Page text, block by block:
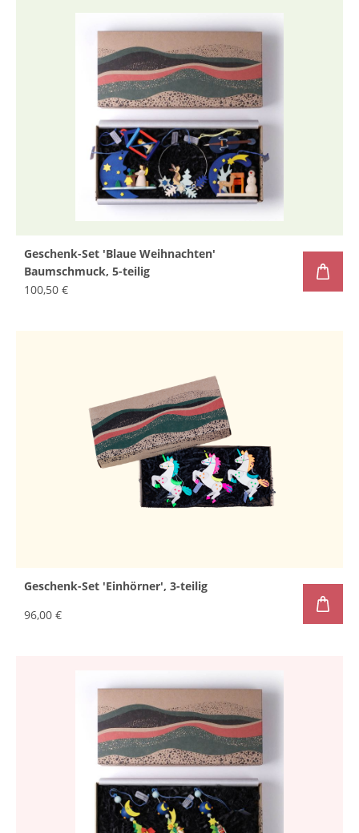
Geschenk-Set 'Blaue Weihnachten'
Baumschmuck, 5-teilig
100,50 €
Geschenk-Set 'Einhörner', 3-teilig
96,00 €